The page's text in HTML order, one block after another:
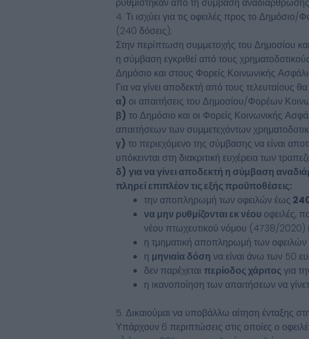
4. Τι ισχύει για τις οφειλές προς το
(240 δόσεις);
Στην περίπτωση συμμετοχής του Δημοσίου
η σύμβαση εγκριθεί από τους
Δημόσιο και στους Φορείς Κοινωνικής
Για να γίνει αποδεκτή από τους τελευταίους
α) οι απαιτήσεις του Δημοσίου/Φορέων
β) το Δημόσιο και οι Φορείς Κοινωνικής
απαιτήσεων των συμμετεχόντων
γ) το περιεχόμενο της σύμβασης να είναι
υπόκεινται στη διακριτική ευχέρεια των
δ) για να γίνει αποδεκτή η σύμβαση
πληρεί επιπλέον τις εξής προϋποθέσεις:
την αποπληρωμή των οφειλών έως
να μην ρυθμίζονται εκ νέου οφειλές,
νέου πτωχευτικού νόμου (4738/2020)
η τμηματική αποπληρωμή των οφειλών
η μηνιαία δόση να είναι άνω των 50
δεν παρέχεται περίοδος χάριτος για
η ικανοποίηση των απαιτήσεων να
5. Δικαιούμαι να υποβάλλω αίτηση ένταξης
Υπάρχουν 6 περιπτώσεις στις οποίες ο